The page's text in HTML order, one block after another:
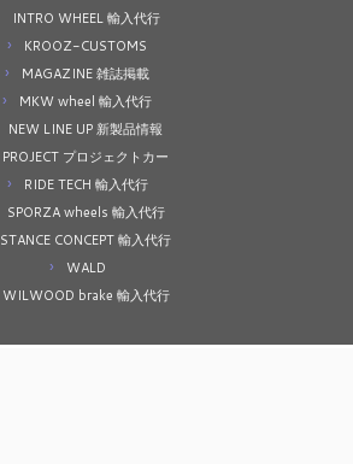
INTRO WHEEL 輸入代行
KROOZ-CUSTOMS
MAGAZINE 雑誌掲載
MKW wheel 輸入代行
NEW LINE UP 新製品情報
PROJECT プロジェクトカー
RIDE TECH 輸入代行
SPORZA wheels 輸入代行
STANCE CONCEPT 輸入代行
WALD
WILWOOD brake 輸入代行